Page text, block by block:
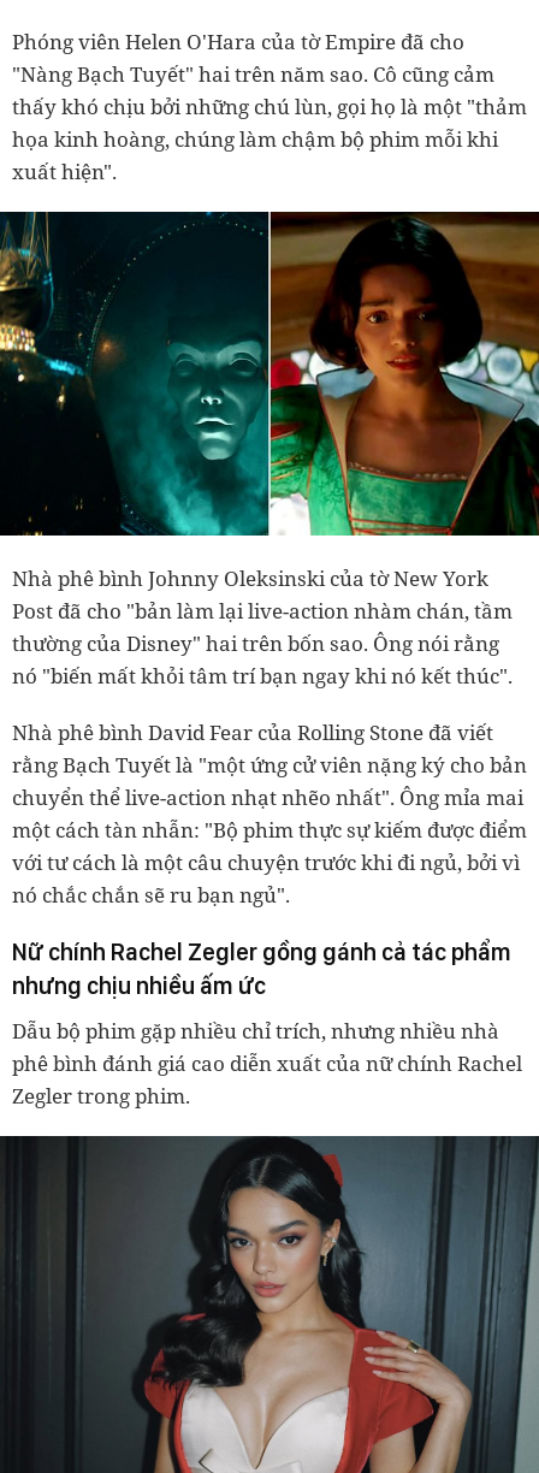
Phóng viên Helen O'Hara của tờ Empire đã cho
"Nàng Bạch Tuyết" hai trên năm sao. Cô cũng cảm
thấy khó chịu bởi những chú lùn, gọi họ là một "thảm
họa kinh hoàng, chúng làm chậm bộ phim mỗi khi
xuất hiện".
Nhà phê bình Johnny Oleksinski của tờ New York
Post đã cho "bản làm lại live-action nhàm chán, tầm
thường của Disney" hai trên bốn sao. Ông nói rằng
nó "biến mất khỏi tâm trí bạn ngay khi nó kết thúc".
Nhà phê bình David Fear của Rolling Stone đã viết
rằng Bạch Tuyết là "một ứng cử viên nặng ký cho bản
chuyển thể live-action nhạt nhẽo nhất". Ông mỉa mai
một cách tàn nhẫn: "Bộ phim thực sự kiếm được điểm
với tư cách là một câu chuyện trước khi đi ngủ, bởi vì
nó chắc chắn sẽ ru bạn ngủ".
Nữ chính Rachel Zegler gồng gánh cả tác phẩm
nhưng chịu nhiều ấm ức
Dẫu bộ phim gặp nhiều chỉ trích, nhưng nhiều nhà
phê bình đánh giá cao diễn xuất của nữ chính Rachel
Zegler trong phim.